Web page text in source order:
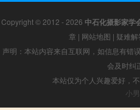
Copyright © 2012 - 2026 中石化摄影家学
章 | 网站地图 | 疑难解
声明：本站内容来自互联网，如信息有错
会及时纠
本站仅为个人兴趣爱好，
小